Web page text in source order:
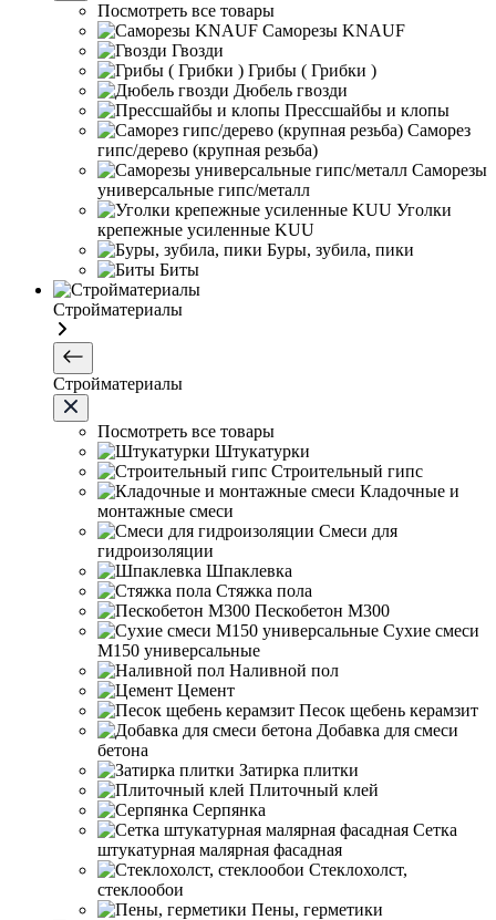
Посмотреть все товары
Саморезы KNAUF
Гвозди
Грибы ( Грибки )
Дюбель гвозди
Прессшайбы и клопы
Саморез
гипс/дерево (крупная резьба)
Саморезы
универсальные гипс/металл
Уголки
крепежные усиленные KUU
Буры, зубила, пики
Биты
Стройматериалы
Стройматериалы
Посмотреть все товары
Штукатурки
Строительный гипс
Кладочные и
монтажные смеси
Смеси для
гидроизоляции
Шпаклевка
Стяжка пола
Пескобетон М300
Сухие смеси
М150 универсальные
Наливной пол
Цемент
Песок щебень керамзит
Добавка для смеси
бетона
Затирка плитки
Плиточный клей
Серпянка
Сетка
штукатурная малярная фасадная
Стеклохолст,
стеклообои
Пены, герметики